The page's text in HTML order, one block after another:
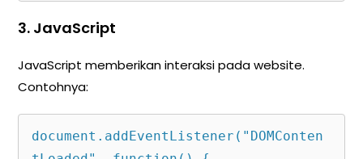
3. JavaScript
JavaScript memberikan interaksi pada website.
Contohnya:
document.addEventListener("DOMConten